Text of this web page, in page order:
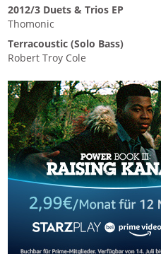
2012/3 Duets & Trios EP
Thomonic
Terracoustic (Solo Bass)
Robert Troy Cole